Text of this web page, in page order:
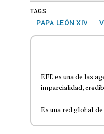
TAGS
PAPA LEÓN XIV
EFE es una de las
imparcialidad,
Es una red global